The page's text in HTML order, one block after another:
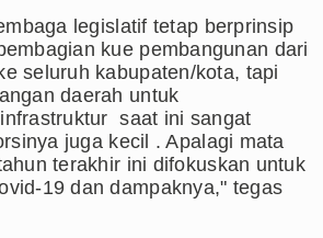
legislatif tetap berprinsip
kue pembangunan dari
seluruh kabupaten/kota, tapi
daerah untuk
saat ini sangat
juga kecil . Apalagi mata
terakhir ini difokuskan untuk
19 dan dampaknya," tegas